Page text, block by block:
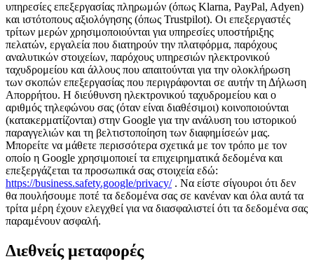
υπηρεσίες επεξεργασίας πληρωμών (όπως Klarna, PayPal, Adyen)
και ιστότοπους αξιολόγησης (όπως Trustpilot). Οι επεξεργαστές
τρίτων μερών χρησιμοποιούνται για υπηρεσίες υποστήριξης
πελατών, εργαλεία που διατηρούν την πλατφόρμα, παρόχους
αναλυτικών στοιχείων, παρόχους υπηρεσιών ηλεκτρονικού
ταχυδρομείου και άλλους που απαιτούνται για την ολοκλήρωση
των σκοπών επεξεργασίας που περιγράφονται σε αυτήν τη Δήλωση
Απορρήτου. Η διεύθυνση ηλεκτρονικού ταχυδρομείου και ο
αριθμός τηλεφώνου σας (όταν είναι διαθέσιμοι) κοινοποιούνται
(κατακερματίζονται) στην Google για την ανάλυση του ιστορικού
παραγγελιών και τη βελτιστοποίηση των διαφημίσεών μας.
Μπορείτε να μάθετε περισσότερα σχετικά με τον τρόπο με τον
οποίο η Google χρησιμοποιεί τα επιχειρηματικά δεδομένα και
επεξεργάζεται τα προσωπικά σας στοιχεία εδώ:
https://business.safety.google/privacy/. Να είστε σίγουροι ότι δεν
θα πουλήσουμε ποτέ τα δεδομένα σας σε κανέναν και όλα αυτά τα
τρίτα μέρη έχουν ελεγχθεί για να διασφαλιστεί ότι τα δεδομένα σας
παραμένουν ασφαλή.
Διεθνείς μεταφορές